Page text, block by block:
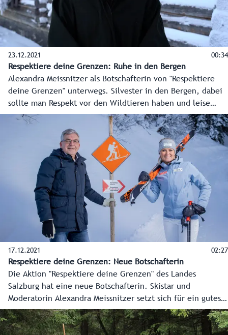
23.12.2021 00:34
Respektiere deine Grenzen: Ruhe in den Bergen
Alexandra Meissnitzer als Botschafterin von "Respektiere
deine Grenzen" unterwegs. Silvester in den Bergen, dabei
sollte man Respekt vor den Wildtieren haben und leise
feiern - nicht nur zu Silvester.
17.12.2021 02:27
Respektiere deine Grenzen: Neue Botschafterin
Die Aktion "Respektiere deine Grenzen" des Landes
Salzburg hat eine neue Botschafterin. Skistar und
Moderatorin Alexandra Meissnitzer setzt sich für ein gutes
Miteinander von Mensch, Natur und Wildtieren ein.